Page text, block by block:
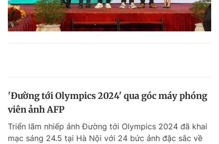
'Đường tới Olympics 2024' qua góc máy phóng
viên ảnh AFP
Triển lãm nhiếp ảnh Đường tới Olympics 2024 đã khai
mạc sáng 24.5 tại Hà Nội với 24 bức ảnh đặc sắc về